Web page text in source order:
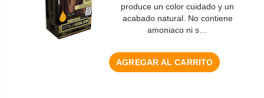
produce un color cuidado y un
acabado natural. No contiene
amoniaco ni s…
AGREGAR AL CARRITO